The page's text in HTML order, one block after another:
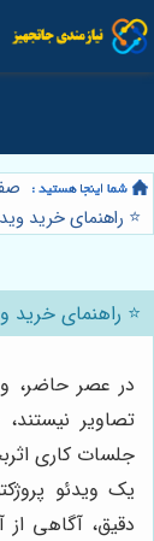
⭐️ راهنمای خرید
⭐️ راهنمای خرید
در عصر حاضر،
تصاویر
جلسات کاری
یک ویدئو
دقیق، آگاهی از